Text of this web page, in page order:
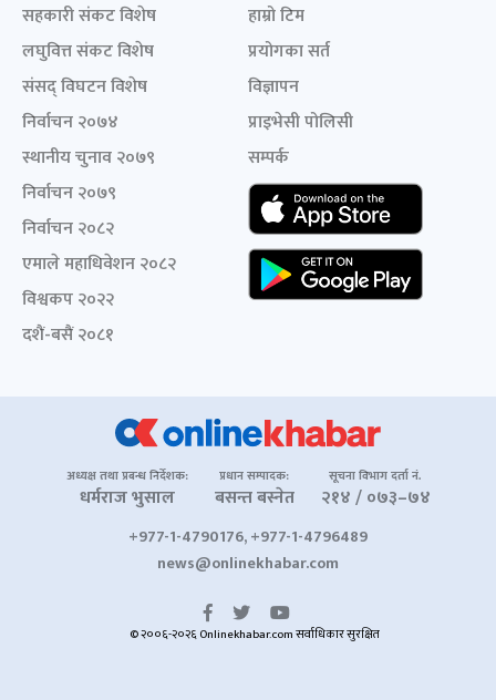
सहकारी संकट विशेष
लघुवित्त संकट विशेष
संसद् विघटन विशेष
निर्वाचन २०७४
स्थानीय चुनाव २०७९
निर्वाचन २०७९
निर्वाचन २०८२
एमाले महाधिवेशन २०८२
विश्वकप २०२२
दशैं-बसैं २०८१
हाम्रो टिम
प्रयोगका सर्त
विज्ञापन
प्राइभेसी पोलिसी
सम्पर्क
अध्यक्ष तथा प्रबन्ध निर्देशक:
धर्मराज भुसाल
प्रधान सम्पादक:
बसन्त बस्नेत
सूचना विभाग दर्ता नं.
२१४ / ०७३–७४
+977-1-4790176, +977-1-4796489
news@onlinekhabar.com
© २००६-२०२६ Onlinekhabar.com सर्वाधिकार सुरक्षित